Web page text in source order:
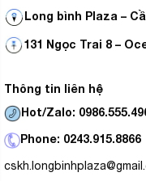
Long bình Plaza –
131 Ngọc Trai 8 –
Thông tin liên hệ
Hot/Zalo:
Phone: 0243.915.8866